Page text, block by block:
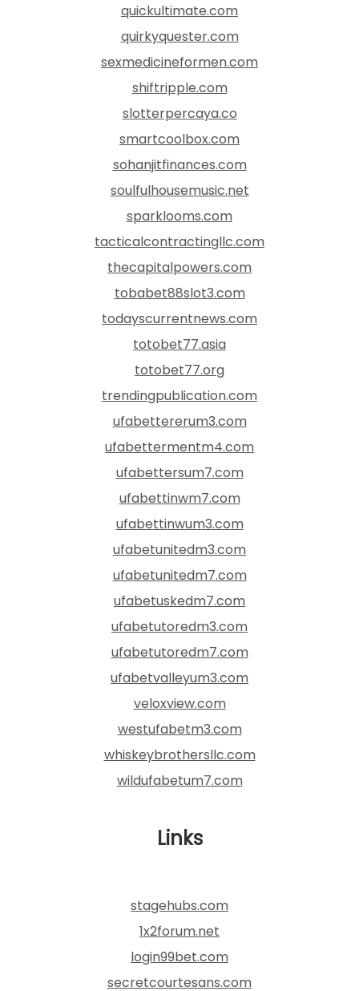
quickultimate.com
quirkyquester.com
sexmedicineformen.com
shiftripple.com
slotterpercaya.co
smartcoolbox.com
sohanjitfinances.com
soulfulhousemusic.net
sparklooms.com
tacticalcontractingllc.com
thecapitalpowers.com
tobabet88slot3.com
todayscurrentnews.com
totobet77.asia
totobet77.org
trendingpublication.com
ufabettererum3.com
ufabettermentm4.com
ufabettersum7.com
ufabettinwm7.com
ufabettinwum3.com
ufabetunitedm3.com
ufabetunitedm7.com
ufabetuskedm7.com
ufabetutoredm3.com
ufabetutoredm7.com
ufabetvalleyum3.com
veloxview.com
westufabetm3.com
whiskeybrothersllc.com
wildufabetum7.com
Links
stagehubs.com
1x2forum.net
login99bet.com
secretcourtesans.com